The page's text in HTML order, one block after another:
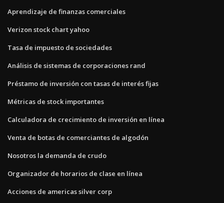
Aprendizaje de finanzas comerciales
Verizon stock chart yahoo
Tasa de impuesto de sociedades
Análisis de sistemas de corporaciones rand
Préstamo de inversión con tasas de interés fijas
Métricas de stock importantes
Calculadora de crecimiento de inversión en línea
Venta de botas de comerciantes de algodón
Nosotros la demanda de crudo
Organizador de horarios de clase en línea
Acciones de americas silver corp